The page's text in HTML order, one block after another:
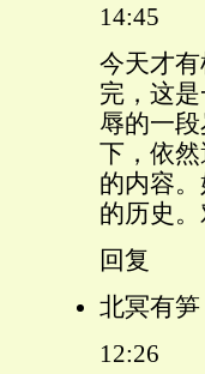
14:45
今天才
完，这
辱的一
下，依
的内容
的历史。
回复
北冥有笋
12:26